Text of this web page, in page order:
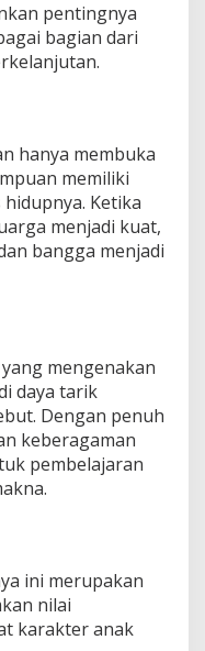
pentingnya
bagian dari
hanya membuka
memiliki
Ketika
menjadi kuat,
bangga menjadi
mengenakan
daya tarik
Dengan penuh
keberagaman
pembelajaran
ini merupakan
nilai
karakter anak